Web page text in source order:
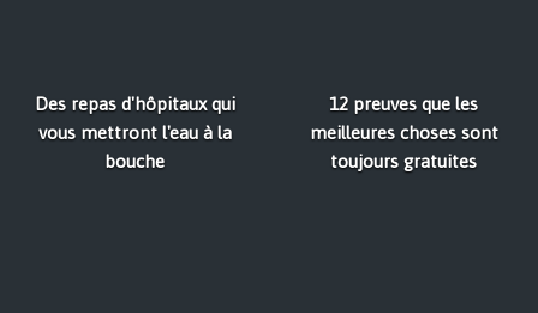
Des repas d'hôpitaux qui
vous mettront l'eau à la
bouche
12 preuves que les
meilleures choses sont
toujours gratuites